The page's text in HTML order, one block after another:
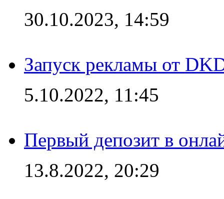
30.10.2023, 14:59
Запуск рекламы от
5.10.2022, 11:45
Первый депозит в
13.8.2022, 20:29